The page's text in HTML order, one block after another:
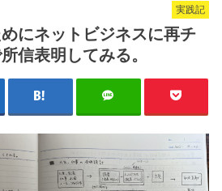
実践記
にネットビジネスに再チ
信表明してみる。